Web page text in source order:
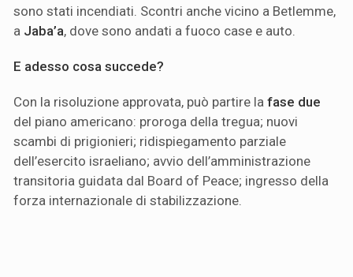
sono stati incendiati. Scontri anche vicino a Betlemme,
a Jaba’a, dove sono andati a fuoco case e auto.
E adesso cosa succede?
Con la risoluzione approvata, può partire la fase due
del piano americano: proroga della tregua; nuovi
scambi di prigionieri; ridispiegamento parziale
dell’esercito israeliano; avvio dell’amministrazione
transitoria guidata dal Board of Peace; ingresso della
forza internazionale di stabilizzazione.